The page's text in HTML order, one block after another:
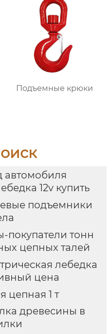
Подъемные крюки
автомобиля
12v купить
подъемники
покупатели тонн
цепных талей
лебедка
цена
цепная 1 т
древесины в